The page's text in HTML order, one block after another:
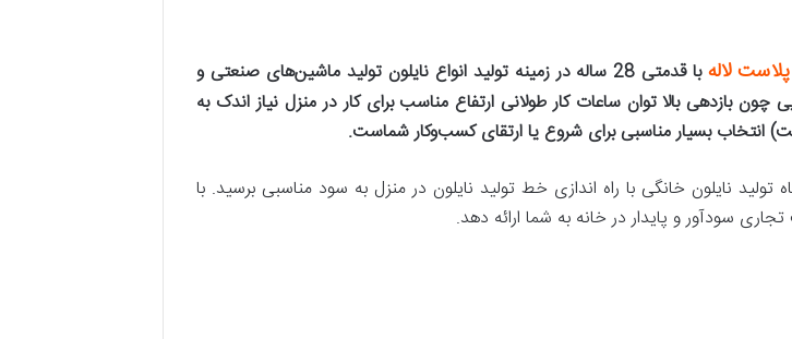
لاله
با قدمتی 28 ساله در زمینه تولید انواع نایلون تولید ماشین‌های صنعتی و
بازدهی بالا توان ساعات کار طولانی ارتفاع مناسب برای کار در منزل نیاز اندک به
انتخاب بسیار مناسبی برای شروع یا ارتقای کسب‌وکار شماست.
نایلون خانگی با راه اندازی خط تولید نایلون در منزل به سود مناسبی برسید. با
سودآور و پایدار در خانه به شما ارائه دهد.